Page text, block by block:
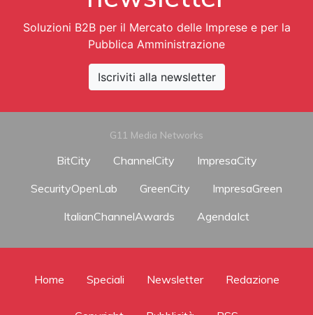
Soluzioni B2B per il Mercato delle Imprese e per la
Pubblica Amministrazione
Iscriviti alla newsletter
G11 Media Networks
BitCity ChannelCity
ImpresaCity
SecurityOpenLab
GreenCity
ImpresaGreen
ItalianChannelAwards
AgendaIct
Home Speciali Newsletter Redazione